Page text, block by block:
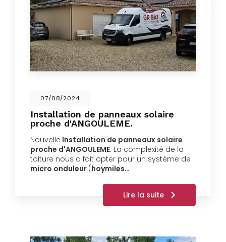
07/08/2024
Installation de panneaux solaire
proche d'ANGOULEME.
Nouvelle Installation de panneaux solaire
proche d'ANGOULEME. La complexité de la
toiture nous a fait opter pour un système de
micro onduleur (hoymiles…
Lire la suite